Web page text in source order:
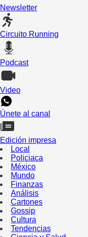
Newsletter
Circuito Running
Podcast
Video
Únete al canal
Edición impresa
Local
Policiaca
México
Mundo
Finanzas
Análisis
Cartones
Gossip
Cultura
Tendencias